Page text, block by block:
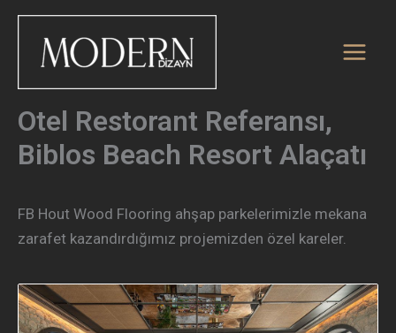
İçeriğe
Otel Restorant Referansı,
Biblos Beach Resort Alaçatı
FB Hout Wood Flooring ahşap parkelerimizle mekana
zarafet kazandırdığımız projemizden özel kareler.